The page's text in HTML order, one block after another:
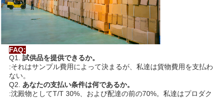
バ
ー
ポ
リ
FAQ:
Q1. 試供品を提供できるか。
:それはサンプル費用によって決まるが、私達は貨物費用を支払わ
ない。
Q2. あなたの支払い条件は何であるか。
:沈殿物としてT/T 30%、および配達の前の70%。私達はプロダク